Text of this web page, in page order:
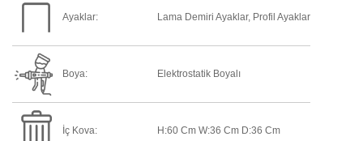
Ayaklar: Lama Demiri Ayaklar, Profil Ayaklar
Boya: Elektrostatik Boyalı
İç Kova: H:60 Cm W:36 Cm D:36 Cm